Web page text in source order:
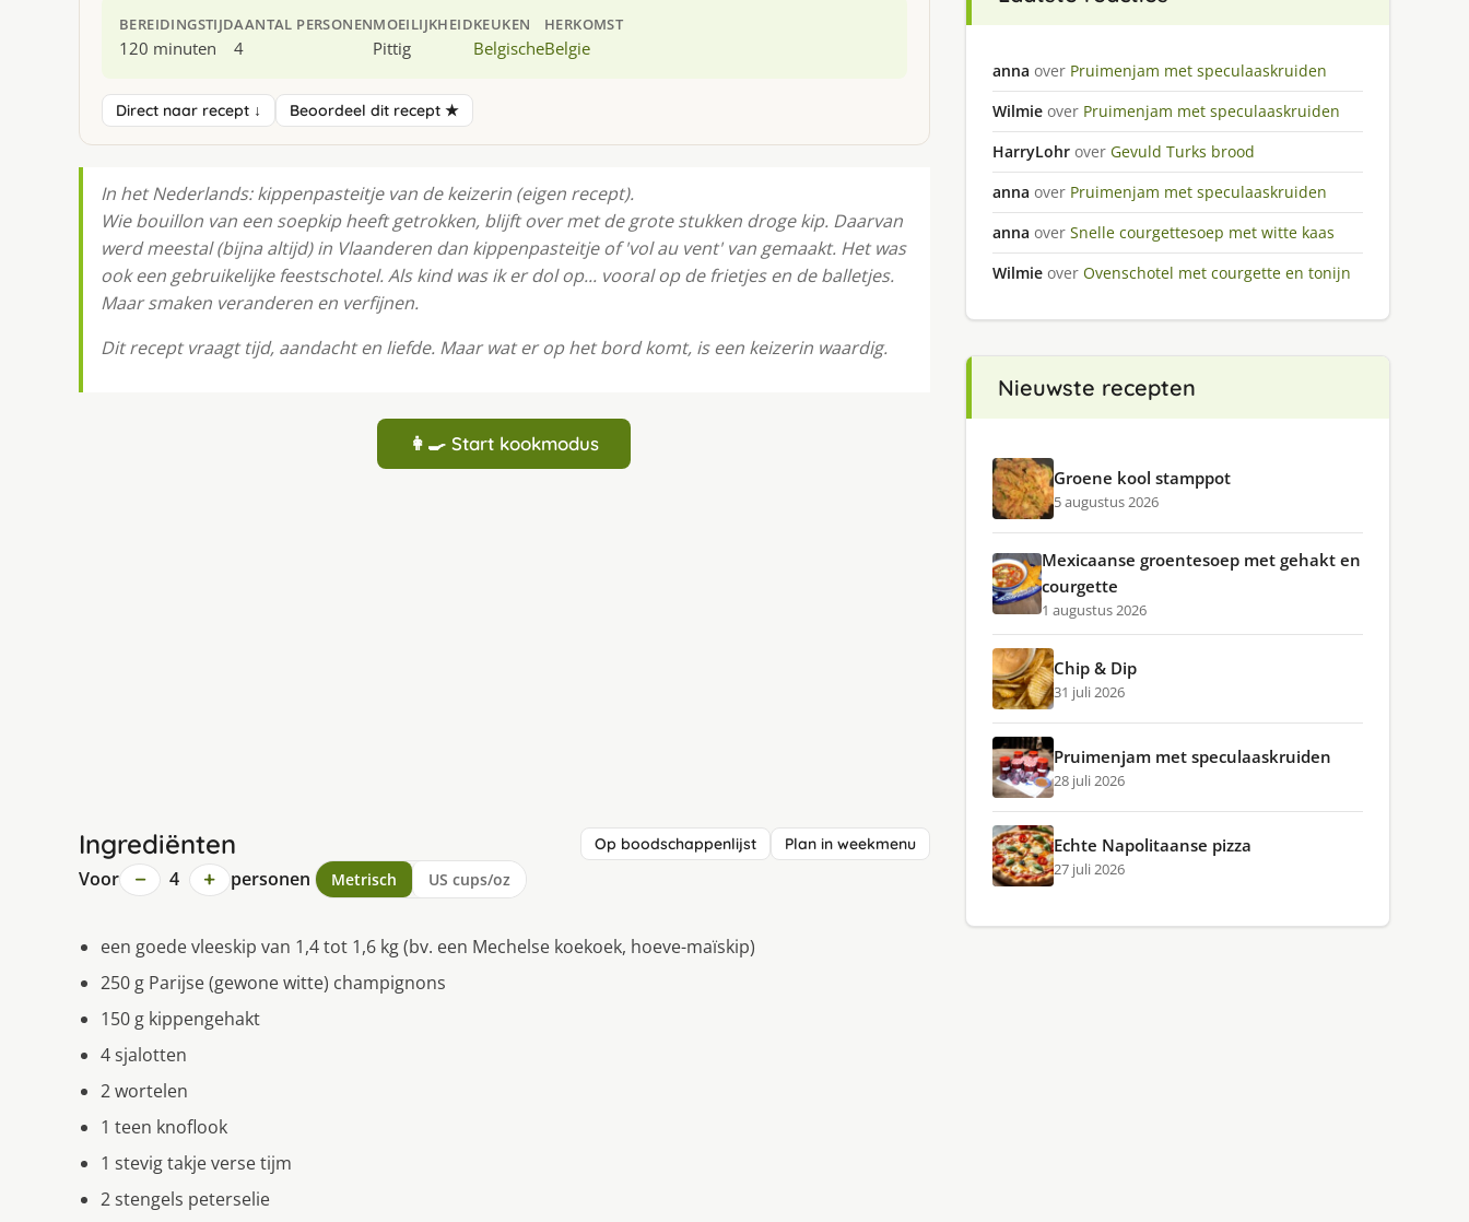
BEREIDINGSTIJD
120 minuten
AANTAL PERSONEN
4
MOEILIJKHEID
Pittig
KEUKEN
Belgische
HERKOMST
Belgie
Direct naar recept ↓ Beoordeel dit recept ★
In het Nederlands: kippenpasteitje van de keizerin (eigen recept).
Wie bouillon van een soepkip heeft getrokken, blijft over met de grote stukken droge kip. Daarvan
werd meestal (bijna altijd) in Vlaanderen dan kippenpasteitje of 'vol au vent' van gemaakt. Het was
ook een gebruikelijke feestschotel. Als kind was ik er dol op... vooral op de frietjes en de balletjes.
Maar smaken veranderen en verfijnen.
Dit recept vraagt tijd, aandacht en liefde. Maar wat er op het bord komt, is een keizerin waardig.
👩‍🍳 Start kookmodus
Ingrediënten Op boodschappenlijst Plan in weekmenu
Voor − 4 + personen Metrisch US cups/oz
een goede vleeskip van 1,4 tot 1,6 kg (bv. een Mechelse koekoek, hoeve-maïskip)
250 g Parijse (gewone witte) champignons
150 g kippengehakt
4 sjalotten
2 wortelen
1 teen knoflook
1 stevig takje verse tijm
2 stengels peterselie
anna over Pruimenjam met speculaaskruiden
Wilmie over Pruimenjam met speculaaskruiden
HarryLohr over Gevuld Turks brood
anna over Pruimenjam met speculaaskruiden
anna over Snelle courgettesoep met witte kaas
Wilmie over Ovenschotel met courgette en tonijn
Nieuwste recepten
Groene kool stamppot
5 augustus 2026
Mexicaanse groentesoep met gehakt en
courgette
1 augustus 2026
Chip & Dip
31 juli 2026
Pruimenjam met speculaaskruiden
28 juli 2026
Echte Napolitaanse pizza
27 juli 2026